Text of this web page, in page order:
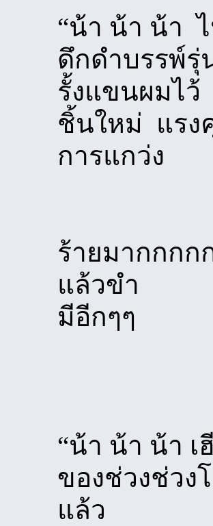
“น้า น้า น้า
ดึกดำบรรพ์
รั้งแขนผมไว้
ชิ้นใหม่ แรง
การแกว่ง
ร้ายมากกก
แล้วขำ
มีอีกๆๆ
“น้า น้า น้า
ของช่วงช่วง
แล้ว